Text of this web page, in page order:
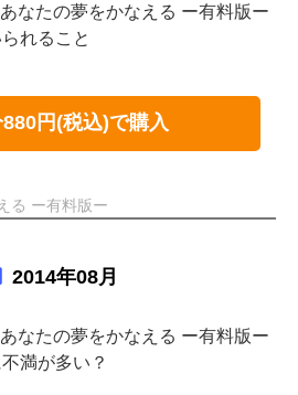
なたの夢をかなえる ー有料版ー
れること
円(税込)で購入
る ー有料版ー
2014年08月
なたの夢をかなえる ー有料版ー
満が多い？